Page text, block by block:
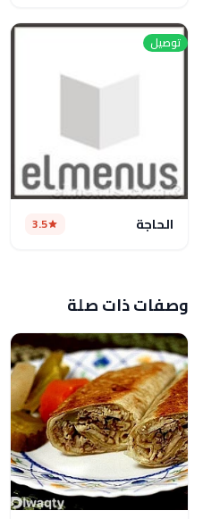
توصيل
الحاجة 3.5
وصفات ذات صلة